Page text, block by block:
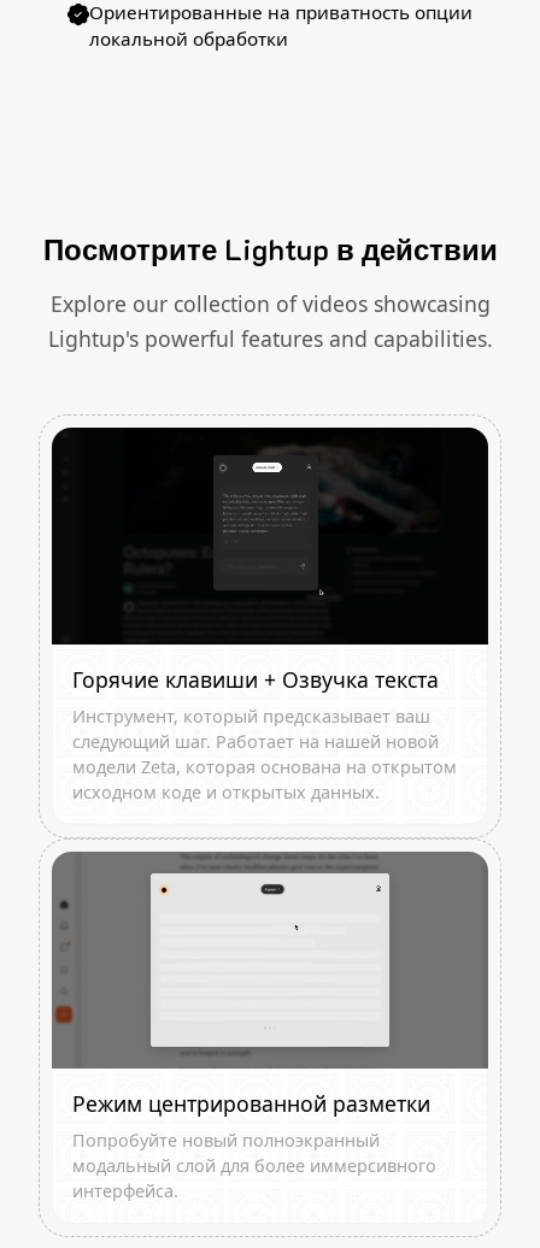
Ориентированные на приватность опции
локальной обработки
Посмотрите Lightup в действии
Explore our collection of videos showcasing
Lightup's powerful features and capabilities.
Горячие клавиши + Озвучка текста
Инструмент, который предсказывает ваш
следующий шаг. Работает на нашей новой
модели Zeta, которая основана на открытом
исходном коде и открытых данных.
Режим центрированной разметки
Попробуйте новый полноэкранный
модальный слой для более иммерсивного
интерфейса.